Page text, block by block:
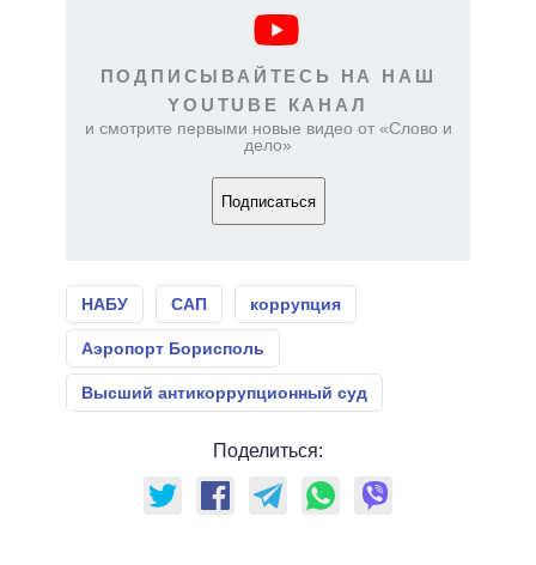
ПОДПИСЫВАЙТЕСЬ НА НАШ
YOUTUBE КАНАЛ
и смотрите первыми новые видео от «Слово и
дело»
Подписаться
НАБУ САП коррупция
Аэропорт Борисполь
Высший антикоррупционный суд
Поделиться: